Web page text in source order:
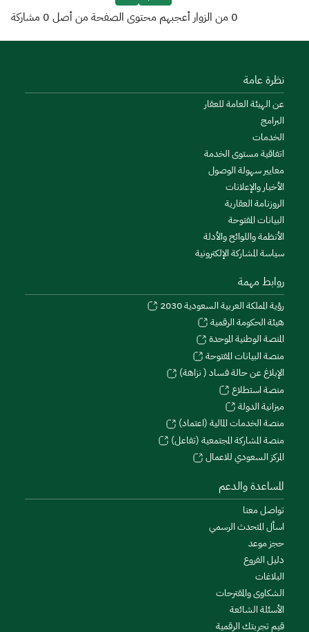
0 من الزوار أعجبهم محتوى الصفحة من أصل 0 مشاركة
نظرة عامة
عن الهيئة العامة للعقار
البرامج
الخدمات
اتفاقية مستوى الخدمة
معايير سهولة الوصول
الأخبار والإعلانات
الروزنامة العقارية
البيانات المفتوحة
الأنظمة واللوائح والأدلة
سياسة المشاركة الإلكترونية
روابط مهمة
رؤية المملكة العربية السعودية 2030
هيئة الحكومة الرقمية
المنصة الوطنية الموحدة
منصة البيانات المفتوحة
الإبلاغ عن حالة فساد ( نزاهة)
منصة استطلاع
ميزانية الدولة
منصة الخدمات المالية (اعتماد)
منصة المشاركة المجتمعية (تفاعل)
المركز السعودي للاعمال
المساعدة والدعم
تواصل معنا
اسأل المتحدث الرسمي
حجز موعد
دليل الفروع
البلاغات
الشكاوى والمقترحات
الأسئلة الشائعة
قيم تجربتك الرقمية